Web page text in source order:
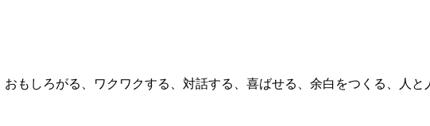
もしろがる、ワクワクする、対話する、喜ばせる、余白をつくる、人と